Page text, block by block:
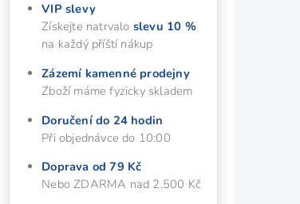
VIP slevy
Získejte natrvalo slevu 10 %
na každý příští nákup
Zázemí kamenné prodejny
Zboží máme fyzicky skladem
Doručení do 24 hodin
Při objednávce do 10:00
Doprava od 79 Kč
Nebo ZDARMA nad 2.500 Kč